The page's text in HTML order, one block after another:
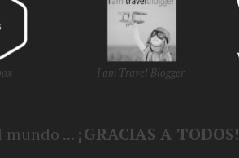
I am Travel Blogger
mundo ... ¡GRACIAS A TODOS!